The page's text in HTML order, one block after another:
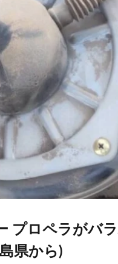
プロペラがバ
県から)